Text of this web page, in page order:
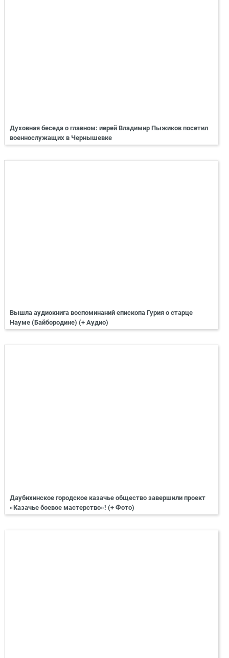
Духовная беседа о главном: иерей Владимир Пыжиков посетил
военнослужащих в Чернышевке
Вышла аудиокнига воспоминаний епископа Гурия о старце
Науме (Байбородине) (+ Аудио)
Даубихинское городское казачье общество завершили проект
«Казачье боевое мастерство»! (+ Фото)